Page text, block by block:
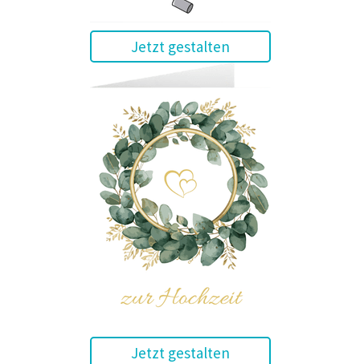
Jetzt gestalten
Jetzt gestalten